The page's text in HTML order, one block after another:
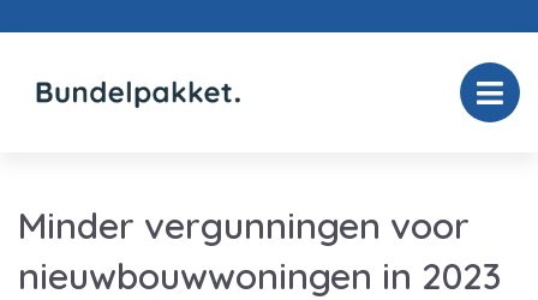
Minder vergunningen voor
nieuwbouwwoningen in 2023